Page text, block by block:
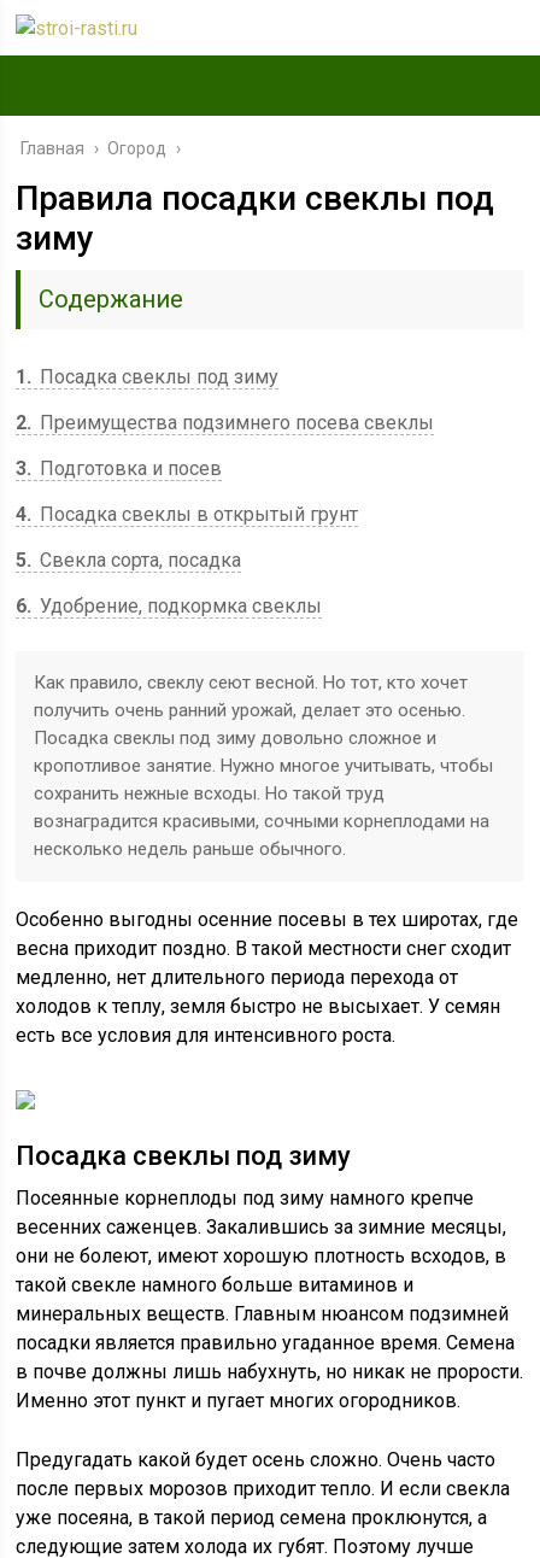
Главная › Огород ›
Правила посадки свеклы под
зиму
Содержание
1
Посадка свеклы под зиму
2
Преимущества подзимнего посева свеклы
3
Подготовка и посев
4
Посадка свеклы в открытый грунт
5 Свекла сорта, посадка
6 Удобрение, подкормка свеклы
Как правило, свеклу сеют весной. Но тот, кто хочет
получить очень ранний урожай, делает это осенью.
Посадка свеклы под зиму довольно сложное и
кропотливое занятие. Нужно многое учитывать, чтобы
сохранить нежные всходы. Но такой труд
вознаградится красивыми, сочными корнеплодами на
несколько недель раньше обычного.
Особенно выгодны осенние посевы в тех широтах, где
весна приходит поздно. В такой местности снег сходит
медленно, нет длительного периода перехода от
холодов к теплу, земля быстро не высыхает. У семян
есть все условия для интенсивного роста.
Посадка свеклы под зиму
Посеянные корнеплоды под зиму намного крепче
весенних саженцев. Закалившись за зимние месяцы,
они не болеют, имеют хорошую плотность всходов, в
такой свекле намного больше витаминов и
минеральных веществ. Главным нюансом подзимней
посадки является правильно угаданное время. Семена
в почве должны лишь набухнуть, но никак не прорости.
Именно этот пункт и пугает многих огородников.
Предугадать какой будет осень сложно. Очень часто
после первых морозов приходит тепло. И если свекла
уже посеяна, в такой период семена проклюнутся, а
следующие затем холода их губят. Поэтому лучше